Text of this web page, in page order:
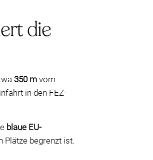
die
350 m vom
in den FEZ-
blaue EU-
Plätze begrenzt ist.